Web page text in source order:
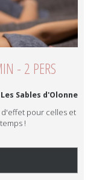
- 2 PERS
Sables d'Olonne
d'effet pour celles et
!